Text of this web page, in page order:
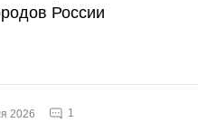
России
2026 1